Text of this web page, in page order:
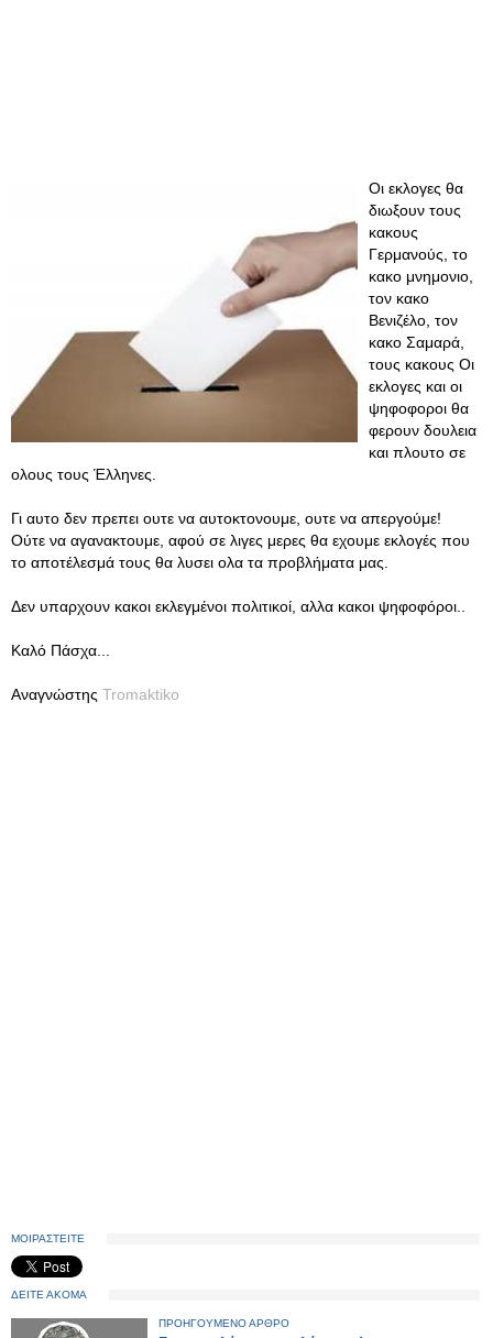
Οι εκλογες θα
διωξουν τους
κακους
Γερμανούς, το
κακο μνημονιο,
τον κακο
Βενιζέλο, τον
κακο Σαμαρά,
τους κακους Οι
εκλογες και οι
ψηφοφοροι θα
φερουν δουλεια
και πλουτο σε
ολους τους Έλληνες.
Γι αυτο δεν πρεπει ουτε να αυτοκτονουμε, ουτε να απεργούμε!
Ούτε να αγανακτουμε, αφού σε λιγες μερες θα εχουμε εκλογές που
το αποτέλεσμά τους θα λυσει ολα τα προβλήματα μας.
Δεν υπαρχουν κακοι εκλεγμένοι πολιτικοί, αλλα κακοι ψηφοφόροι..
Καλό Πάσχα...
Αναγνώστης Tromaktiko
ΜΟΙΡΑΣΤΕΙΤΕ
ΔΕΙΤΕ ΑΚΟΜΑ
ΠΡΟΗΓΟΥΜΕΝΟ ΑΡΘΡΟ